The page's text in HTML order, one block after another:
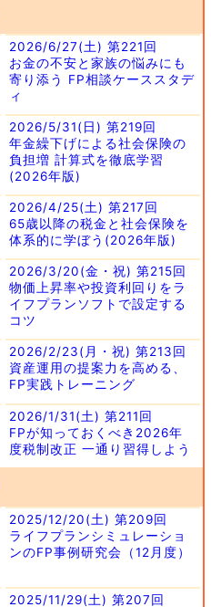
2026/6/27(土) 第221回
お金の不安と家族の悩みにも
寄り添う FP相談ケーススタデ
ィ
2026/5/31(日) 第219回
年金繰下げによる社会保険の
負担増 計算式を徹底学習
(2026年版)
2026/4/25(土) 第217回
65歳以降の税金と社会保険を
体系的に学ぼう(2026年版)
2026/3/20(金・祝) 第215回
物価上昇率や投資利回りをラ
イフプランソフトで設定する
コツ
2026/2/23(月・祝) 第213回
資産運用の提案力を高める、
FP実践トレーニング
2026/1/31(土) 第211回
FPが知っておくべき2026年
度税制改正 一通り習得しよう
2025/12/20(土) 第209回
ライフプランシミュレーショ
ンのFP事例研究会（12月度）
2025/11/29(土) 第207回